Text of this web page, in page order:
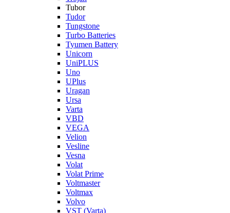
Tubor
Tudor
Tungstone
Turbo Batteries
Tyumen Battery
Unicorn
UniPLUS
Uno
UPlus
Uragan
Ursa
Varta
VBD
VEGA
Velion
Vesline
Vesna
Volat
Volat Prime
Voltmaster
Voltmax
Volvo
VST (Varta)